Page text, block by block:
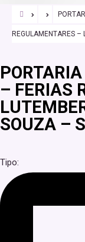
REGULAMENTARES –
– FERIAS
SOUZA –
Tipo: